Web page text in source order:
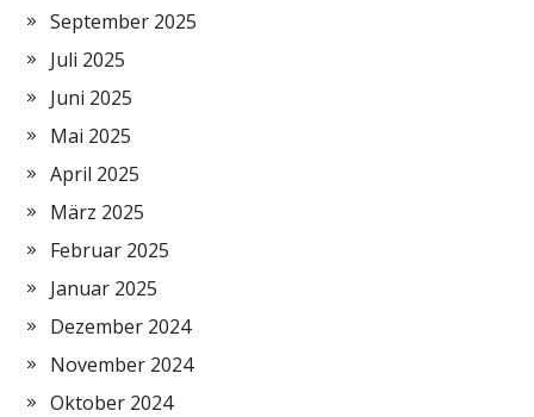
September 2025
Juli 2025
Juni 2025
Mai 2025
April 2025
März 2025
Februar 2025
Januar 2025
Dezember 2024
November 2024
Oktober 2024